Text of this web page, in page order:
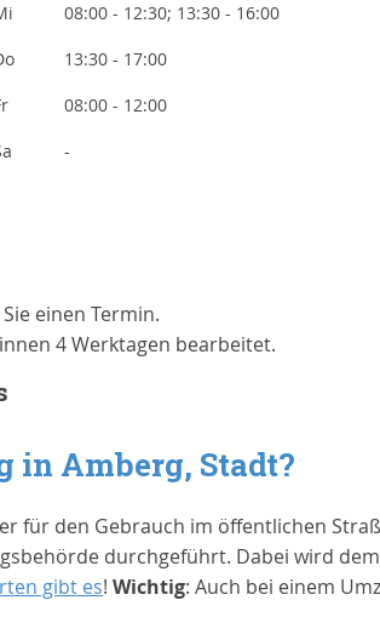
08:00 - 12:30; 13:30 - 16:00
13:30 - 17:00
08:00 - 12:00
-
einen Termin.
4 Werktagen bearbeitet.
in Amberg, Stadt?
für den Gebrauch im öffentlichen
durchgeführt. Dabei wird
gibt es! Wichtig: Auch bei einem